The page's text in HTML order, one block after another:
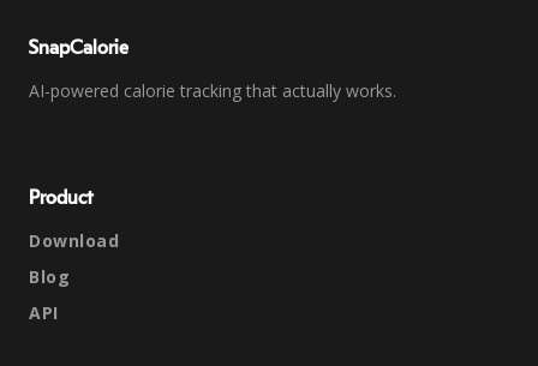
SnapCalorie
AI-powered calorie tracking that actually works.
Product
Download
Blog
API